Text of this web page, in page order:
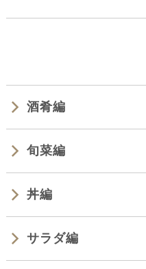
酒肴編
旬菜編
丼編
サラダ編